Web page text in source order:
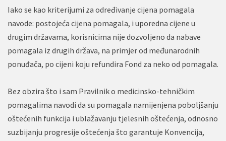
Iako se kao kriterijumi za određivanje cijena pomagala
navode: postojeća cijena pomagala, i uporedna cijene u
drugim državama, korisnicima nije dozvoljeno da nabave
pomagala iz drugih država, na primjer od međunarodnih
ponuđača, po cijeni koju refundira Fond za neko od pomagala.
Bez obzira što i sam Pravilnik o medicinsko-tehničkim
pomagalima navodi da su pomagala namijenjena poboljšanju
oštećenih funkcija i ublažavanju tjelesnih oštećenja, odnosno
suzbijanju progresije oštećenja što garantuje Konvencija,